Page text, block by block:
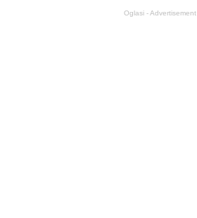
Oglasi - Advertisement